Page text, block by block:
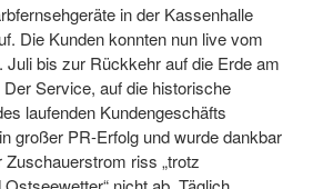
in der Kassenhalle
Die Kunden konnten nun live vom
Juli bis zur Rückkehr auf die Erde am
Service, auf die historische
laufenden Kundengeschäfts
großer PR-Erfolg und wurde dankbar
riss „trotz